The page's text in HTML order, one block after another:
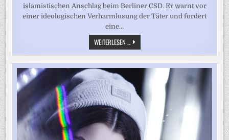
islamistischen Anschlag beim Berliner CSD. Er warnt vor
einer ideologischen Verharmlosung der Täter und fordert
eine…
WEITERLESEN ... „ALLE
IM
WIDERSTAND
GEGEN
DAS
PATRIARCHAT
–
DA
DARF
DER
ISLAMIST
SICH
AUCH
MIT
EINREIHEN“